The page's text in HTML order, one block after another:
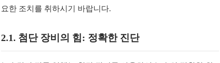
요한 조치를 취하시기 바랍니다.
2.1. 첨단 장비의 힘: 정확한 진단